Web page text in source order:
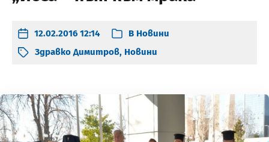
12.02.2016 12:14 В Новини
Здравко Димитров, Новини